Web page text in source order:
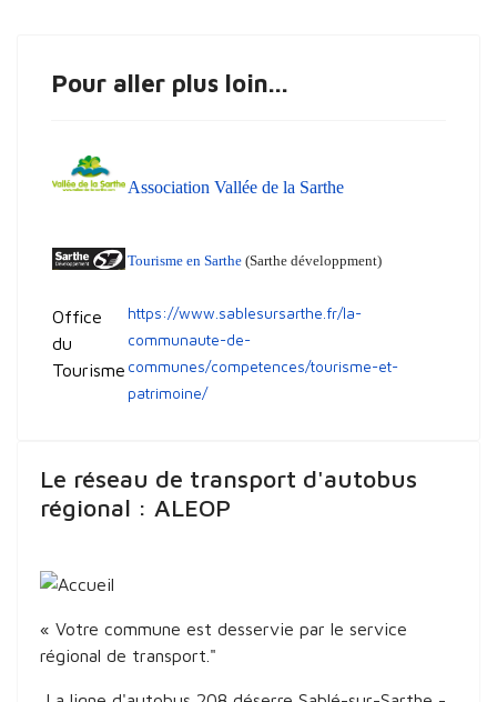
Pour aller plus loin...
Association Vallée de la Sarthe
Tourisme en Sarthe (Sarthe développment)
Office
du
Tourisme
https://www.sablesursarthe.fr/la-
communaute-de-
communes/competences/tourisme-et-
patrimoine/
Le réseau de transport d'autobus
régional : ALEOP
« Votre commune est desservie par le service
régional de transport."